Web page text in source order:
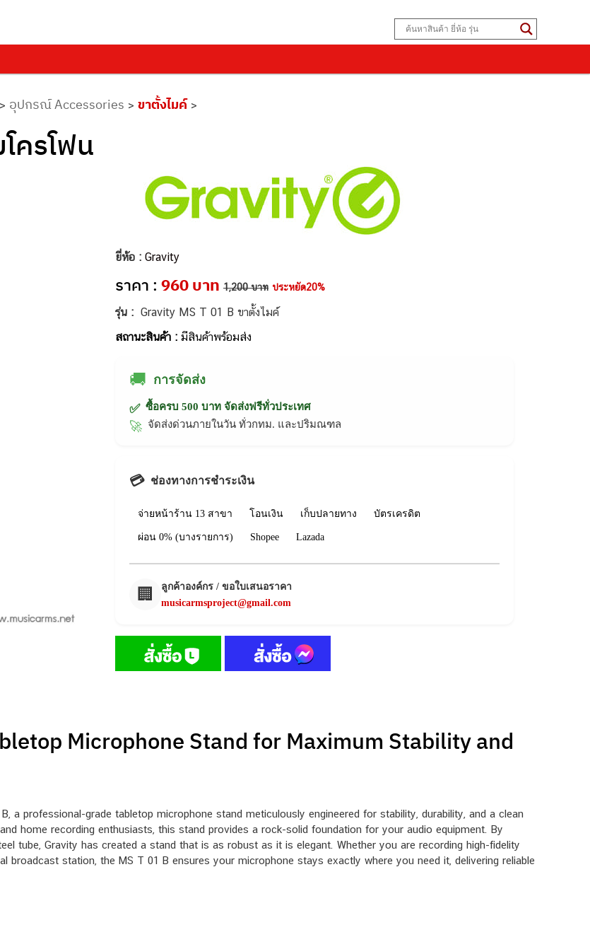
> อุปกรณ์ Accessories > ขาตั้งไมค์ >
ครโฟน
ยี่ห้อ : Gravity
ราคา : 960 บาท 1,200 บาท ประหยัด20%
รุ่น : Gravity MS T 01 B ขาตั้งไมค์
สถานะสินค้า : มีสินค้าพร้อมส่ง
🚚 การจัดส่ง
✅ ซื้อครบ 500 บาท จัดส่งฟรีทั่วประเทศ
🚀 จัดส่งด่วนภายในวัน ทั่วกทม. และปริมณฑล
💳 ช่องทางการชำระเงิน
จ่ายหน้าร้าน 13 สาขา โอนเงิน เก็บปลายทาง บัตรเครดิต
ผ่อน 0% (บางรายการ) Shopee Lazada
🏢
ลูกค้าองค์กร / ขอใบเสนอราคา
musicarmsproject@gmail.com
Microphone Stand for Maximum Stability and
a professional-grade tabletop microphone stand meticulously engineered for stability, durability, and a clean
home recording enthusiasts, this stand provides a rock-solid foundation for your audio equipment. By
tube, Gravity has created a stand that is as robust as it is elegant. Whether you are recording high-fidelity
station, the MS T 01 B ensures your microphone stays exactly where you need it, delivering reliable